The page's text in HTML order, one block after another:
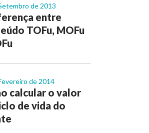
de 2013
entre
TOFu, MOFu
de 2014
calcular o valor
de vida do